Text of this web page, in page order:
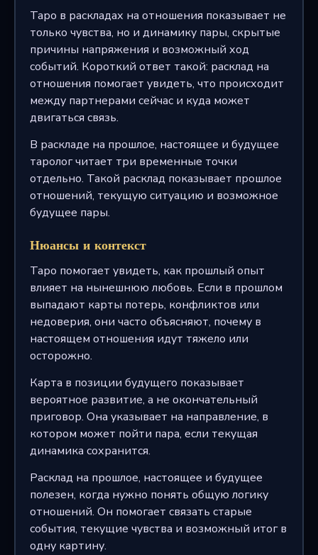
Таро в раскладах на отношения показывает не
только чувства, но и динамику пары, скрытые
причины напряжения и возможный ход
событий. Короткий ответ такой: расклад на
отношения помогает увидеть, что происходит
между партнерами сейчас и куда может
двигаться связь.
В раскладе на прошлое, настоящее и будущее
таролог читает три временные точки
отдельно. Такой расклад показывает прошлое
отношений, текущую ситуацию и возможное
будущее пары.
Нюансы и контекст
Таро помогает увидеть, как прошлый опыт
влияет на нынешнюю любовь. Если в прошлом
выпадают карты потерь, конфликтов или
недоверия, они часто объясняют, почему в
настоящем отношения идут тяжело или
осторожно.
Карта в позиции будущего показывает
вероятное развитие, а не окончательный
приговор. Она указывает на направление, в
котором может пойти пара, если текущая
динамика сохранится.
Расклад на прошлое, настоящее и будущее
полезен, когда нужно понять общую логику
отношений. Он помогает связать старые
события, текущие чувства и возможный итог в
одну картину.